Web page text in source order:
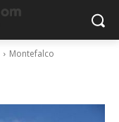
Montefalco